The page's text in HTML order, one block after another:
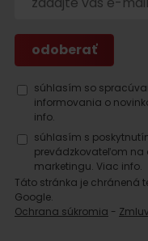
Hľadať
ubytovanie
súhlasím so
informovania o
info.
súhlasím s
prevádzkovateľom na
marketingu. Viac info.
Táto stránka je chránená
Google.
Ochrana súkromia -